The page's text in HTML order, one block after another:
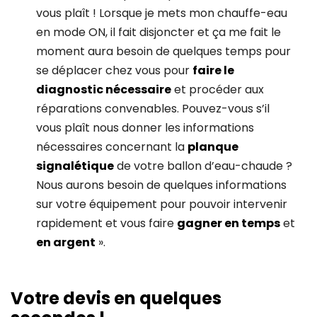
vous plaît ! Lorsque je mets mon chauffe-eau
en mode ON, il fait disjoncter et ça me fait le
moment aura besoin de quelques temps pour
se déplacer chez vous pour faire le
diagnostic nécessaireet procéder aux
réparations convenables. Pouvez-vous s’il
vous plaît nous donner les informations
nécessaires concernant la planque
signalétiquede votre ballon d’eau-chaude ?
Nous aurons besoin de quelques informations
sur votre équipement pour pouvoir intervenir
rapidement et vous faire gagner en tempset
en argent ».
Votre devis en quelques
f